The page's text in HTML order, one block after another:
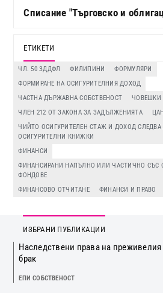
Списание "Търговско и
ЕТИКЕТИ
ЧЛ. 50 ЗДДФЛ ФИЛИПИНИ
ФОРМУЛЯРИ
ФОРМИРАНЕ НА ОСИГУРИТЕЛНИЯ ДОХОД
ЧАСТНА ДЪРЖАВНА СОБСТВЕНОСТ
ЧОВЕШКИ
ЧЛЕН 212 ОТ ЗАКОНА ЗА ЗАДЪЛЖЕНИЯТА
ЧИЙТО ОСИГУРИТЕЛЕН СТАЖ И ДОХОД СЛЕДВА
ОСИГУРИТЕЛНИ КНИЖКИ
ФИНАНСИ
ФИНАНСИРАНИ НАПЪЛНО ИЛИ ЧАСТИЧНО СЪС
ФОНДОВЕ
ФИНАНСОВО ОТЧИТАНЕ
ФИНАНСИ И ПРАВО
ИЗБРАНИ ПУБЛИКАЦИИ
Наследствени права на
брак
ЕПИ СОБСТВЕНОСТ